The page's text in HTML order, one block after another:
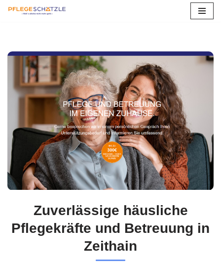
springen
Zuverlässige häusliche
Pflegekräfte und Betreuung in
Zeithain